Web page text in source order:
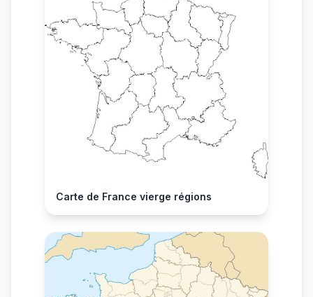
Carte de France vierge régions